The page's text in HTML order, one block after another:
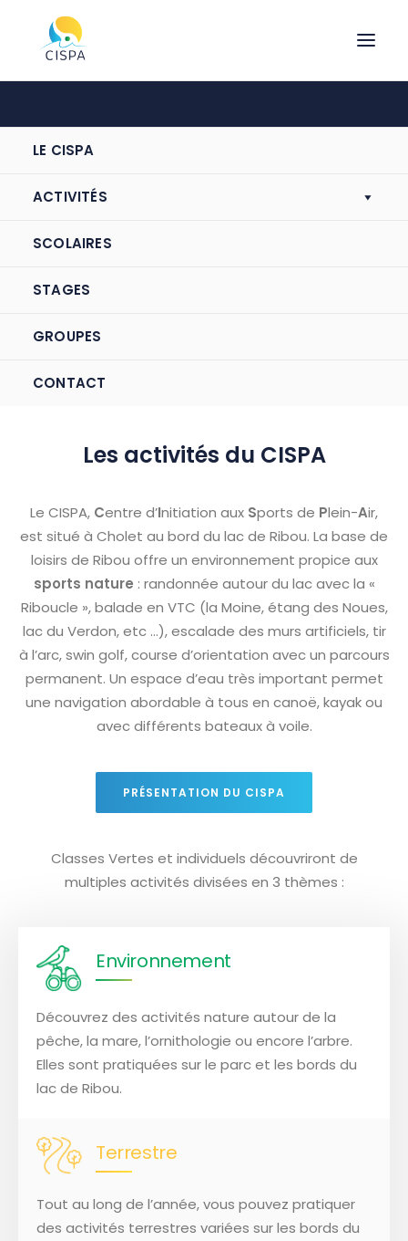
LE CISPA
ACTIVITÉS
SCOLAIRES
STAGES
GROUPES
CONTACT
Les stages d’été au CISPA
28 août 2026 ! Il reste
Les activités du CISPA
Le CISPA, Centre d’Initiation aux Sports de Plein-Air,
est situé à Cholet au bord du lac de Ribou. La base de
loisirs de Ribou offre un environnement propice aux
sports nature : randonnée autour du lac avec la «
Riboucle », balade en VTC (la Moine, étang des Noues,
lac du Verdon, etc …), escalade des murs artificiels, tir
à l’arc, swin golf, course d’orientation avec un parcours
permanent. Un espace d’eau très important permet
une navigation abordable à tous en canoë, kayak ou
avec différents bateaux à voile.
PRÉSENTATION DU CISPA
Classes Vertes et individuels découvriront de
multiples activités divisées en 3 thèmes :
Environnement
Découvrez des activités nature autour de la
pêche, la mare, l’ornithologie ou encore l’arbre.
Elles sont pratiquées sur le parc et les bords du
lac de Ribou.
Terrestre
Tout au long de l’année, vous pouvez pratiquer
des activités terrestres variées sur les bords du